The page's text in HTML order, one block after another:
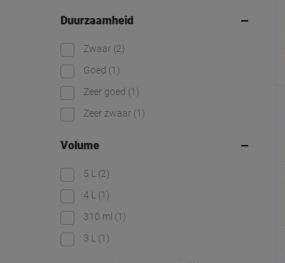
Duurzaamheid
Zwaar (2)
Goed (1)
Zeer goed (1)
Zeer zwaar (1)
Volume
5 L (2)
4 L (1)
310 ml (1)
3 L (1)